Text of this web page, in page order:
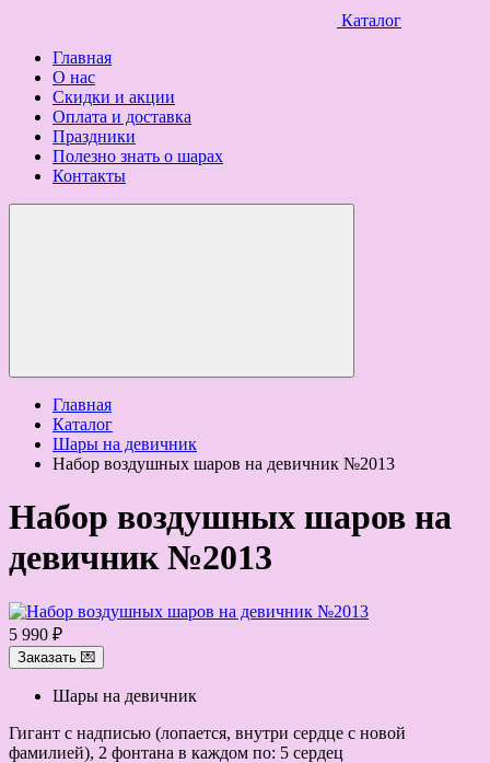
Каталог
Главная
О нас
Скидки и акции
Оплата и доставка
Праздники
Полезно знать о шарах
Контакты
Главная
Каталог
Шары на девичник
Набор воздушных шаров на девичник №2013
Набор воздушных шаров на
девичник №2013
5 990 ₽
Заказать 💌
Шары на девичник
Гигант с надписью (лопается, внутри сердце с новой
фамилией), 2 фонтана в каждом по: 5 сердец